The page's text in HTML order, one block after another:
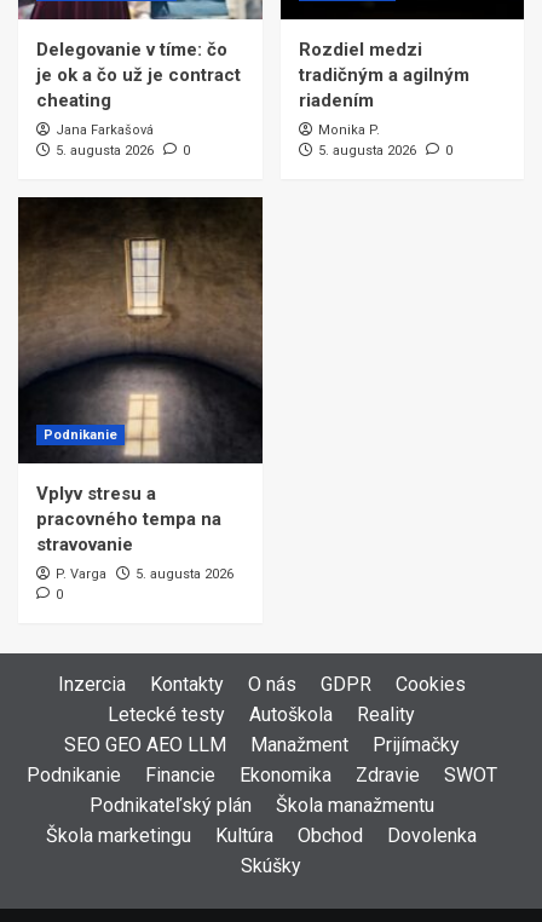
Delegovanie v tíme: čo
je ok a čo už je contract
cheating
Jana Farkašová
5. augusta 2026
0
Rozdiel medzi
tradičným a agilným
riadením
Monika P.
5. augusta 2026
0
Podnikanie
Vplyv stresu a
pracovného tempa na
stravovanie
P. Varga
5. augusta 2026
0
Inzercia Kontakty O nás GDPR
Cookies
Letecké testy
Autoškola
Reality
SEO GEO AEO LLM
Manažment
Prijímačky
Podnikanie
Financie Ekonomika Zdravie
SWOT
Podnikateľský plán
Škola manažmentu
Škola marketingu
Kultúra Obchod
Dovolenka
Skúšky